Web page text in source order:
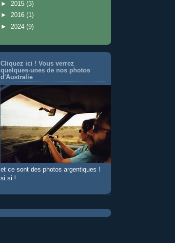
► 2015 (3)
► 2016 (1)
► 2024 (9)
Cliquez ici ! Vous verrez
quelques-unes de nos photos
d'Australie
et ce sont des photos argentiques !
si si !